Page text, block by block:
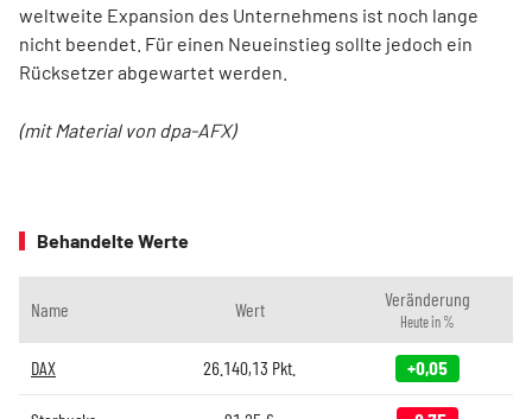
weltweite Expansion des Unternehmens ist noch lange
nicht beendet. Für einen Neueinstieg sollte jedoch ein
Rücksetzer abgewartet werden.
(mit Material von dpa-AFX)
Behandelte Werte
Name Wert Veränderung
Heute in %
DAX 26.140,13 Pkt. +0,05